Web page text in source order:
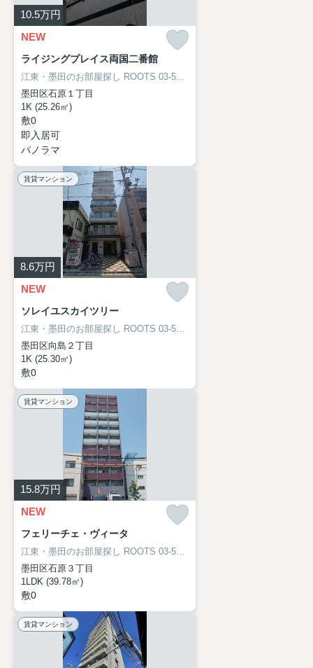
10.5万円
NEW
ライジングプレイス両国二番館
江東・墨田のお部屋探し ROOTS 03-5638-8866
墨田区石原１丁目
1K (25.26㎡)
敷0
即入居可
パノラマ
賃貸マンション
8.6万円
NEW
ソレイユスカイツリー
江東・墨田のお部屋探し ROOTS 03-5638-8866
墨田区向島２丁目
1K (25.30㎡)
敷0
賃貸マンション
15.8万円
NEW
フェリーチェ・ヴィータ
江東・墨田のお部屋探し ROOTS 03-5638-8866
墨田区石原３丁目
1LDK (39.78㎡)
敷0
賃貸マンション